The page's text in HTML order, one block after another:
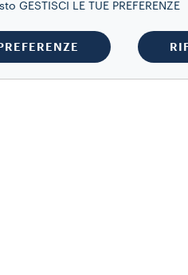
GESTISCI LE TUE PREFERENZE